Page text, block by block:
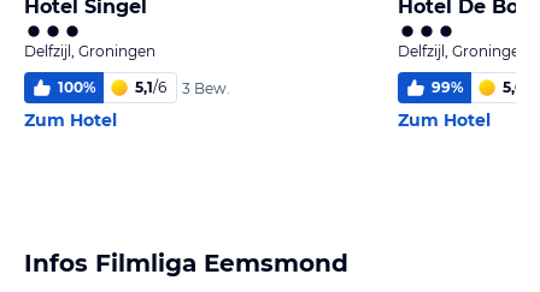
Hotel Singel
Delfzijl, Groningen
100% 5,1/6 3 Bew.
Zum Hotel
Hotel De
Delfzijl, Groningen
99% 5,0
Zum Hotel
Infos Filmliga Eemsmond